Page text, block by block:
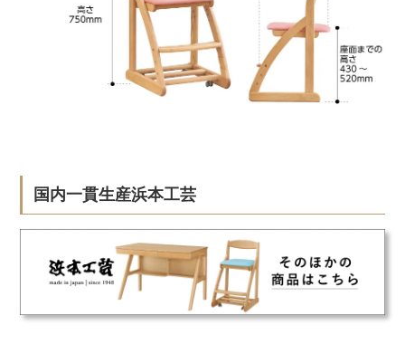
国内一貫生産浜本工芸